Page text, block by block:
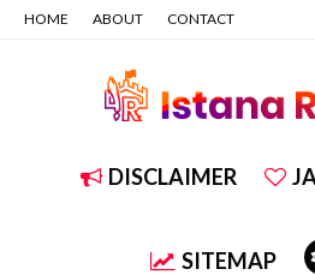
HOME ABOUT CONTACT
DISCLAIMER
SITEMAP